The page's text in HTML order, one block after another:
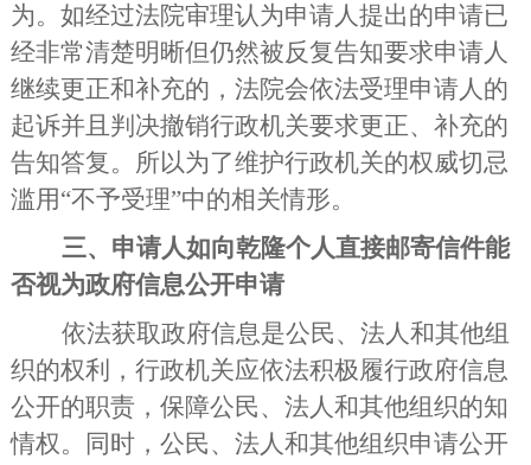
为。如经过法院审理认为申请人提出的申请已
经非常清楚明晰但仍然被反复告知要求申请人
继续更正和补充的，法院会依法受理申请人的
起诉并且判决撤销行政机关要求更正、补充的
告知答复。所以为了维护行政机关的权威切忌
滥用“不予受理”中的相关情形。
三、申请人如向乾隆个人直接邮寄信件能
否视为政府信息公开申请
依法获取政府信息是公民、法人和其他组
织的权利，行政机关应依法积极履行政府信息
公开的职责，保障公民、法人和其他组织的知
情权。同时，公民、法人和其他组织申请公开